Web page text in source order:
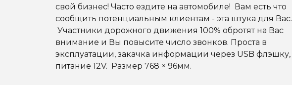
свой бизнес! Часто ездите на автомобиле! Вам есть что
сообщить потенциальным клиентам - эта штука для Вас.
Участники дорожного движения 100% обротят на Вас
внимание и Вы повысите число звонков. Проста в
эксплуатации, закачка информации через USB флэшку,
питание 12V. Размер 768 × 96мм.